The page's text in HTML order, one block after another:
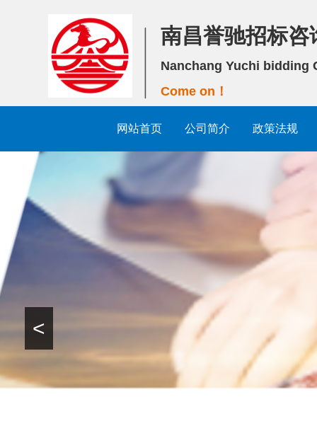
南昌誉驰招标咨
Nanchang Yuchi bidding
Come on！
网站首页 公司简介 政策法规
<